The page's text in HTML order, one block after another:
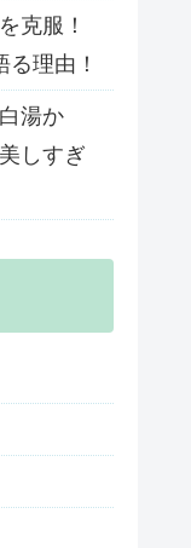
克服！
理由！
湯か
しすぎ